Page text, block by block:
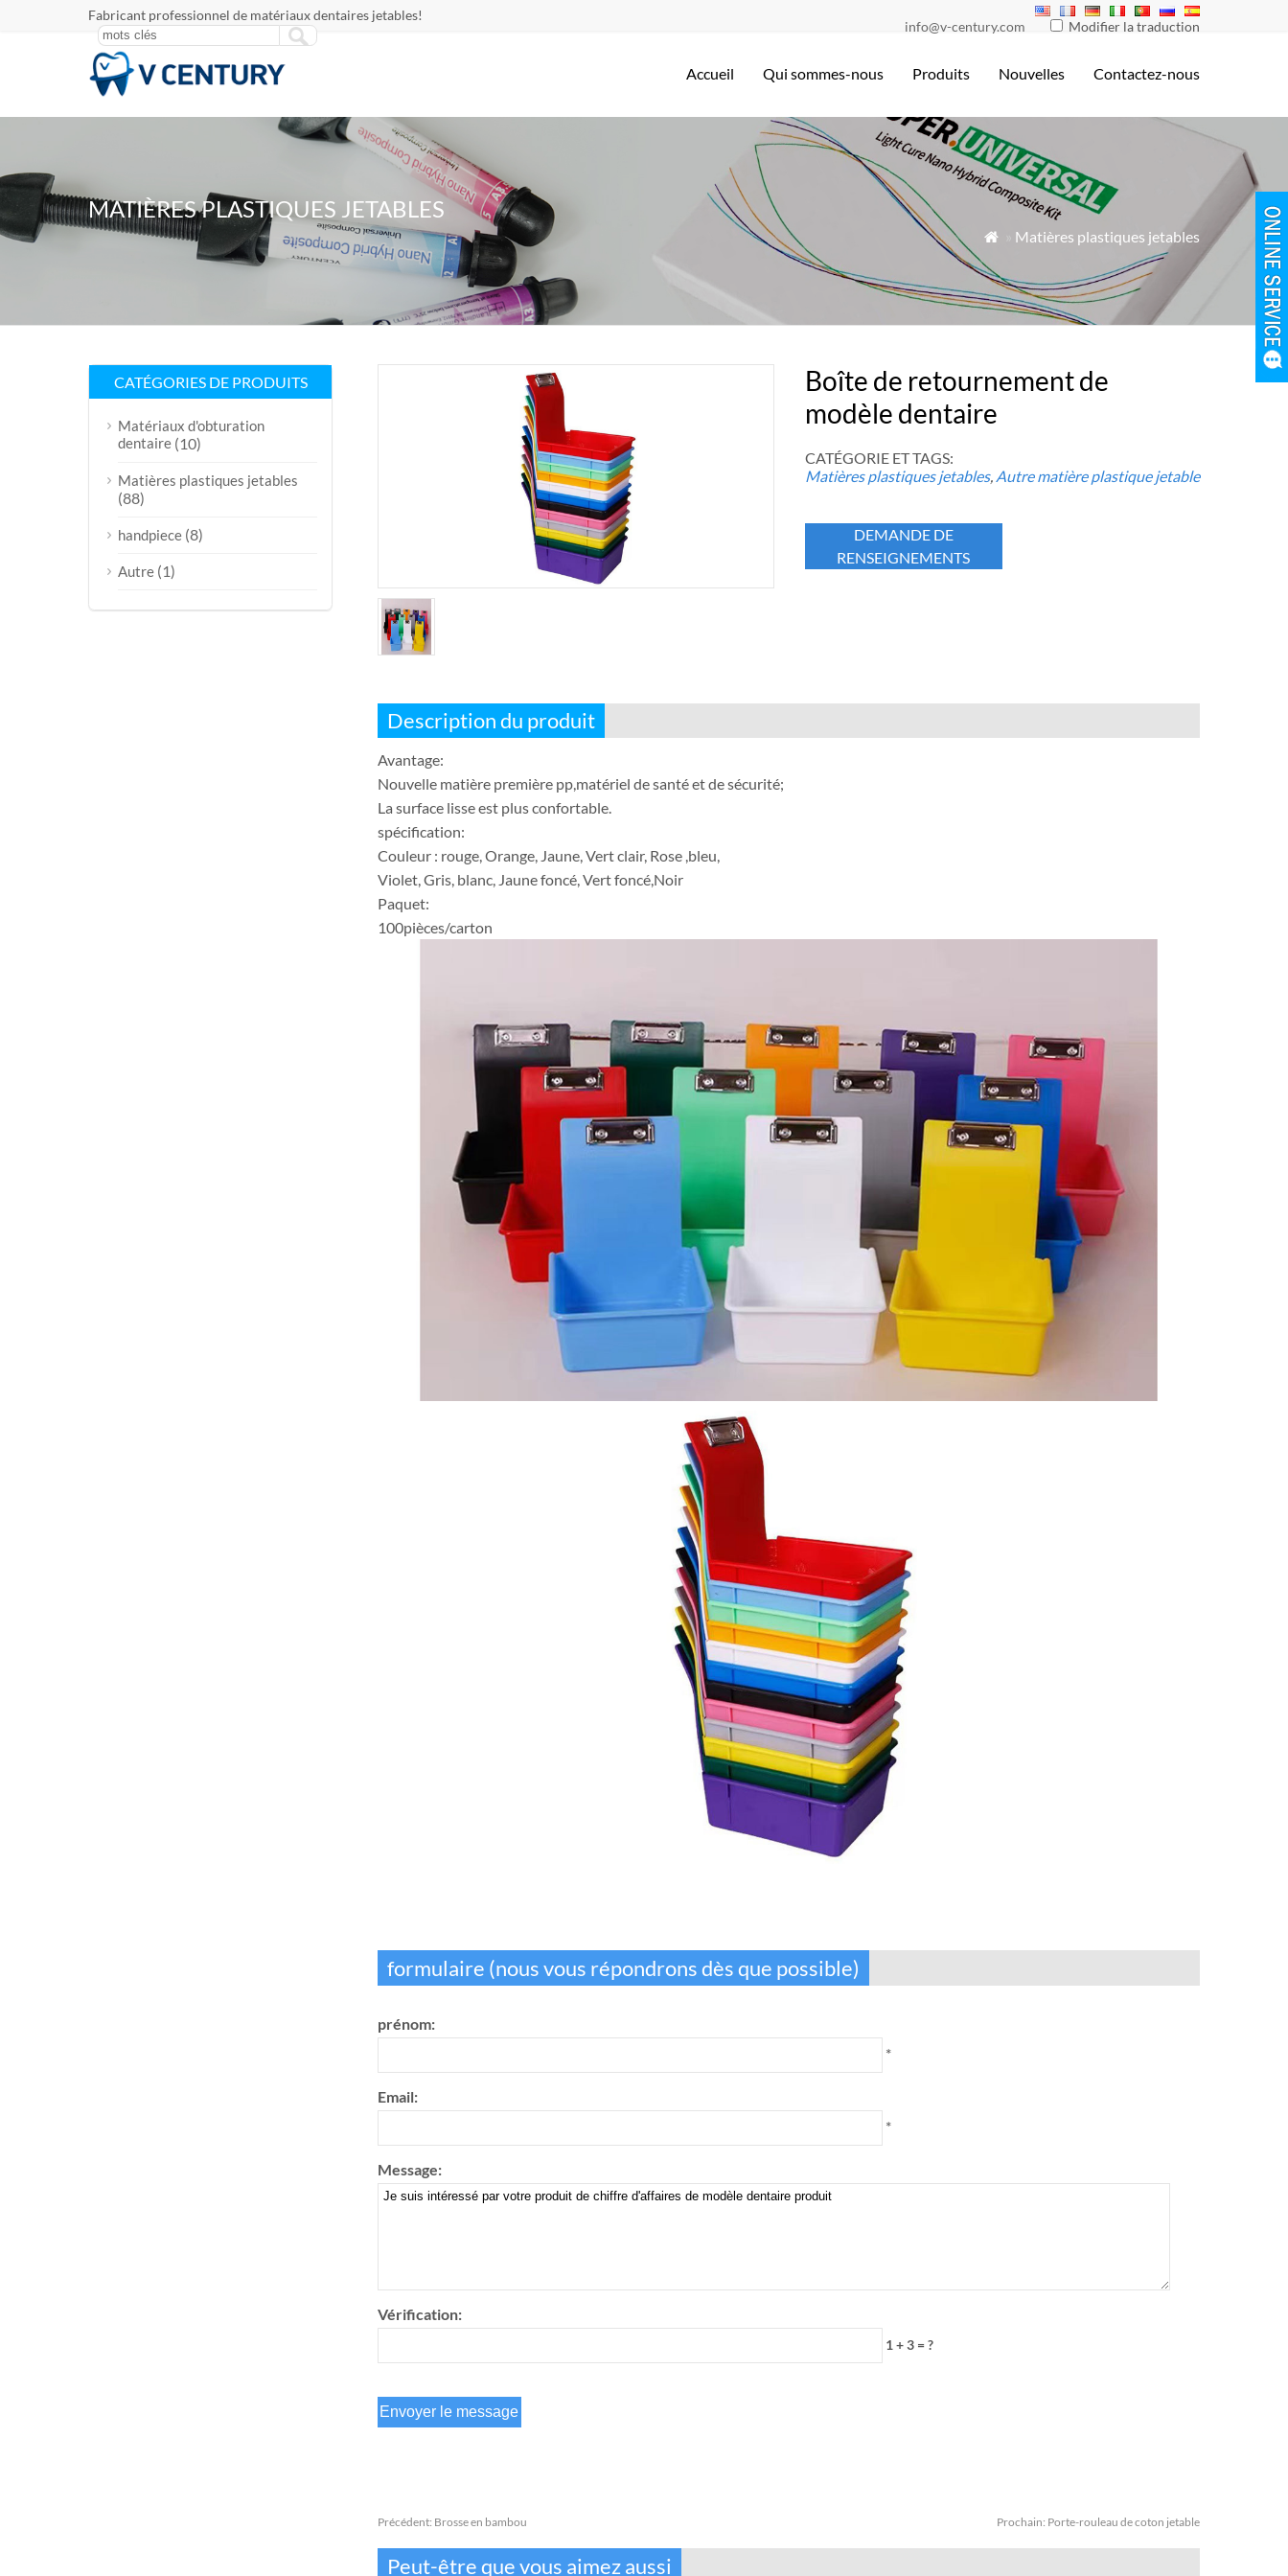
Fabricant professionnel de matériaux dentaires jetables!
info@v-century.com Modifier la traduction
Accueil Qui sommes-nous Produits Nouvelles Contactez-nous
MATIÈRES PLASTIQUES JETABLES
 Matières plastiques jetables
Boîte de retournement de
modèle dentaire
CATÉGORIE ET ​​TAGS:
Matières plastiques jetables, Autre matière plastique jetable
DEMANDE DE
RENSEIGNEMENTS
Description du produit
Avantage:
Nouvelle matière première pp,matériel de santé et de sécurité;
La surface lisse est plus confortable.
spécification:
Couleur : rouge, Orange, Jaune, Vert clair, Rose ,bleu,
Violet, Gris, blanc, Jaune foncé, Vert foncé,Noir
Paquet:
100pièces/carton
formulaire (nous vous répondrons dès que possible)
prénom:
*
Email:
*
Message:
Vérification:
1 + 3 = ?
Précédent: Brosse en bambou Prochain: Porte-rouleau de coton jetable
Peut-être que vous aimez aussi
CATÉGORIES DE PRODUITS
Matériaux d'obturation
dentaire (10)
Matières plastiques jetables
(88)
handpiece (8)
Autre (1)